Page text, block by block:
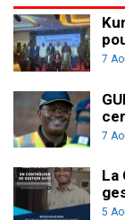
7
7
La
5